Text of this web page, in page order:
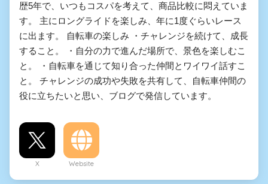
歴5年で、いつもコスパを考えて、商品比較に悶えていま
す。 主にロングライドを楽しみ、年に1度ぐらいレース
に出ます。 自転車の楽しみ ・チャレンジを続けて、成長
すること。 ・自分の力で進んだ場所で、景色を楽しむこ
と。 ・自転車を通じて知り合った仲間とワイワイ話すこ
と。 チャレンジの成功や失敗を共有して、自転車仲間の
役に立ちたいと思い、ブログで発信しています。
X Website